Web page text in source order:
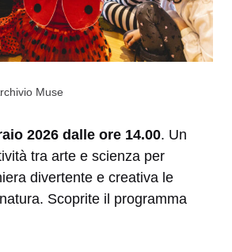
Muse
2026 dalle ore 14.00. Un
tra arte e scienza per
divertente e creativa le
Scoprite il programma